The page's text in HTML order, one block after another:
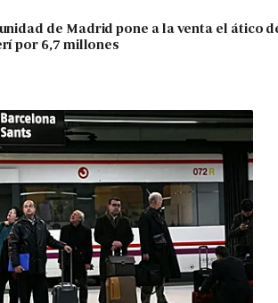
de Madrid pone a la venta el ático
por 6,7 millones